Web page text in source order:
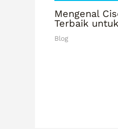
Mengenal
Terbaik
Blog